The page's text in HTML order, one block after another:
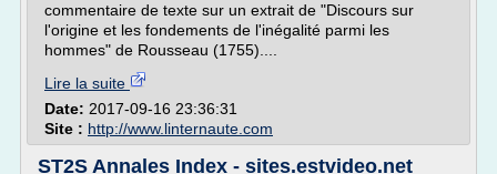
commentaire de texte sur un extrait de "Discours sur
l'origine et les fondements de l'inégalité parmi les
hommes" de Rousseau (1755)....
Lire la suite
Date: 2017-09-16 23:36:31
Site : http://www.linternaute.com
ST2S Annales Index - sites.estvideo.net